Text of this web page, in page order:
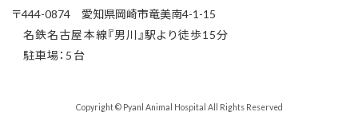
〒444-0874 愛知県岡崎市竜美南4-1-15
名鉄名古屋本線『男川』駅より徒歩15分
駐車場：5台
Copyright © Pyanl Animal Hospital All Rights Reserved